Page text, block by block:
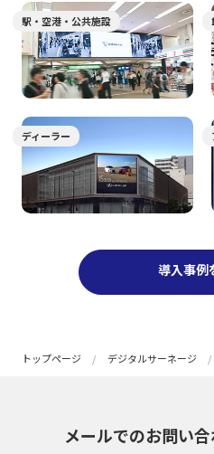
駅・空港・公共施設
ディーラー
導入事例
トップページ デジタルサーネージ
メールでのお問い合